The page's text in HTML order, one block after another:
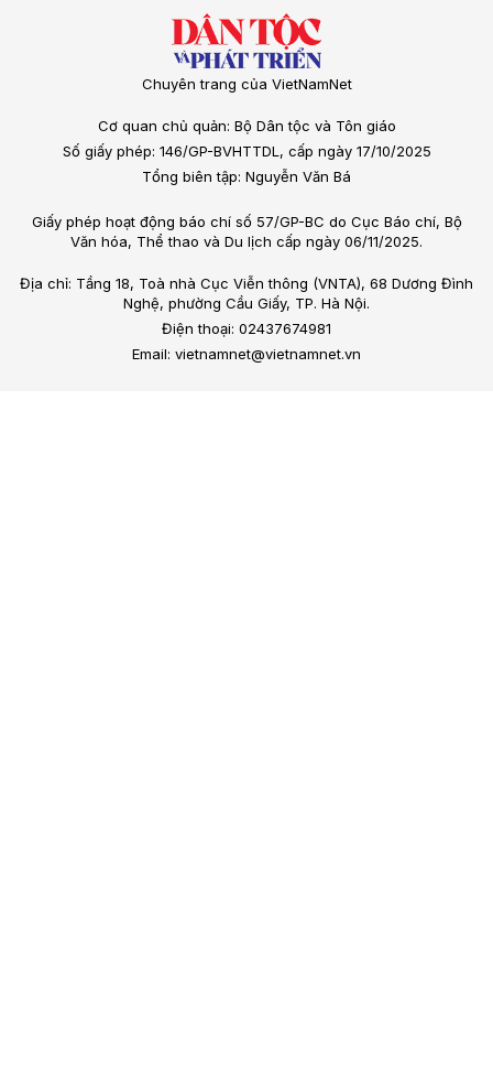
Chuyên trang của VietNamNet
Cơ quan chủ quản: Bộ Dân tộc và Tôn giáo
Số giấy phép: 146/GP-BVHTTDL, cấp ngày 17/10/2025
Tổng biên tập: Nguyễn Văn Bá
Giấy phép hoạt động báo chí số 57/GP-BC do Cục Báo chí, Bộ
Văn hóa, Thể thao và Du lịch cấp ngày 06/11/2025.
Địa chỉ: Tầng 18, Toà nhà Cục Viễn thông (VNTA), 68 Dương Đình
Nghệ, phường Cầu Giấy, TP. Hà Nội.
Điện thoại: 02437674981
Email: vietnamnet@vietnamnet.vn